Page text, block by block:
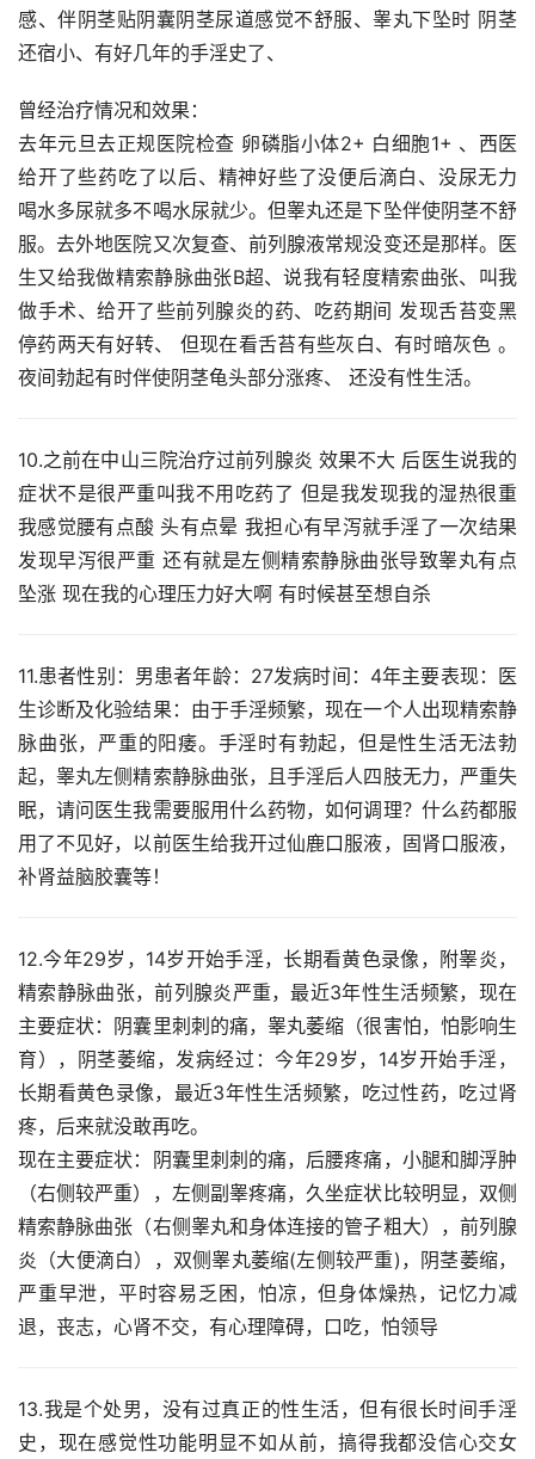
感、伴阴茎贴阴囊阴茎尿道感觉不舒服、睾丸下坠时 阴茎
还宿小、有好几年的手淫史了、
曾经治疗情况和效果：
去年元旦去正规医院检查 卵磷脂小体2+ 白细胞1+ 、西医
给开了些药吃了以后、精神好些了没便后滴白、没尿无力
喝水多尿就多不喝水尿就少。但睾丸还是下坠伴使阴茎不舒
服。去外地医院又次复查、前列腺液常规没变还是那样。医
生又给我做精索静脉曲张B超、说我有轻度精索曲张、叫我
做手术、给开了些前列腺炎的药、吃药期间 发现舌苔变黑
停药两天有好转、 但现在看舌苔有些灰白、有时暗灰色 。
夜间勃起有时伴使阴茎龟头部分涨疼、 还没有性生活。
10.之前在中山三院治疗过前列腺炎 效果不大 后医生说我的
症状不是很严重叫我不用吃药了 但是我发现我的湿热很重
我感觉腰有点酸 头有点晕 我担心有早泻就手淫了一次结果
发现早泻很严重 还有就是左侧精索静脉曲张导致睾丸有点
坠涨 现在我的心理压力好大啊 有时候甚至想自杀
11.患者性别：男患者年龄：27发病时间：4年主要表现：医
生诊断及化验结果：由于手淫频繁，现在一个人出现精索静
脉曲张，严重的阳痿。手淫时有勃起，但是性生活无法勃
起，睾丸左侧精索静脉曲张，且手淫后人四肢无力，严重失
眠，请问医生我需要服用什么药物，如何调理？什么药都服
用了不见好，以前医生给我开过仙鹿口服液，固肾口服液，
补肾益脑胶囊等！
12.今年29岁，14岁开始手淫，长期看黄色录像，附睾炎，
精索静脉曲张，前列腺炎严重，最近3年性生活频繁，现在
主要症状：阴囊里刺刺的痛，睾丸萎缩（很害怕，怕影响生
育），阴茎萎缩，发病经过：今年29岁，14岁开始手淫，
长期看黄色录像，最近3年性生活频繁，吃过性药，吃过肾
疼，后来就没敢再吃。
现在主要症状：阴囊里刺刺的痛，后腰疼痛，小腿和脚浮肿
（右侧较严重），左侧副睾疼痛，久坐症状比较明显，双侧
精索静脉曲张（右侧睾丸和身体连接的管子粗大），前列腺
炎（大便滴白），双侧睾丸萎缩(左侧较严重)，阴茎萎缩，
严重早泄，平时容易乏困，怕凉，但身体燥热，记忆力减
退，丧志，心肾不交，有心理障碍，口吃，怕领导
13.我是个处男，没有过真正的性生活，但有很长时间手淫
史，现在感觉性功能明显不如从前，搞得我都没信心交女